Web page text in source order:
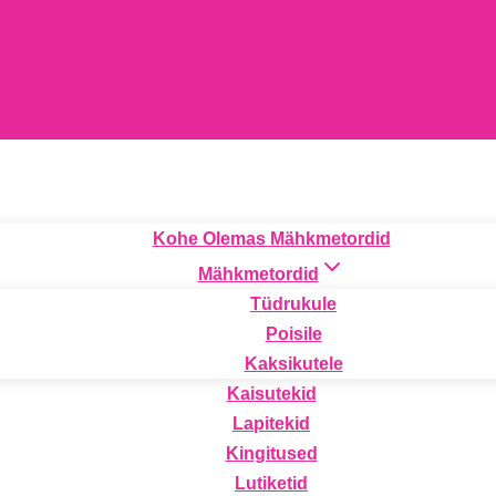
Kohe Olemas Mähkmetordid
Mähkmetordid
Tüdrukule
Poisile
Kaksikutele
Kaisutekid
Lapitekid
Kingitused
Lutiketid